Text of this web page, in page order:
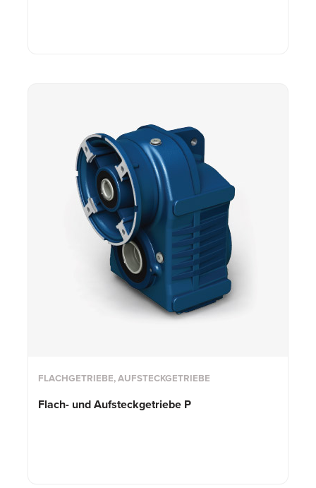
FLACHGETRIEBE, AUFSTECKGETRIEBE
Flach- undAufsteckgetriebe P